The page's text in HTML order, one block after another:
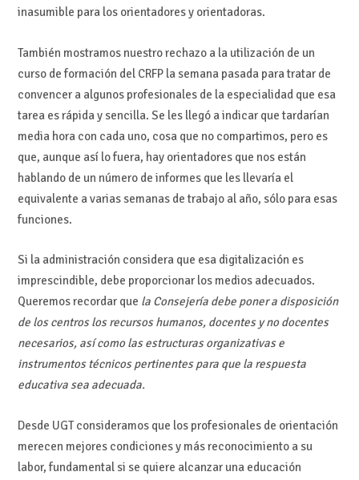
inasumible para los orientadores y orientadoras.
También mostramos nuestro rechazo a la utilización de un
curso de formación del CRFP la semana pasada para tratar de
convencer a algunos profesionales de la especialidad que esa
tarea es rápida y sencilla. Se les llegó a indicar que tardarían
media hora con cada uno, cosa que no compartimos, pero es
que, aunque así lo fuera, hay orientadores que nos están
hablando de un número de informes que les llevaría el
equivalente a varias semanas de trabajo al año, sólo para esas
funciones.
Si la administración considera que esa digitalización es
imprescindible, debe proporcionar los medios adecuados.
Queremos recordar que la Consejería debe poner a disposición
de los centros los recursos humanos, docentes y no docentes
necesarios, así como las estructuras organizativas e
instrumentos técnicos pertinentes para que la respuesta
educativa sea adecuada.
Desde UGT consideramos que los profesionales de orientación
merecen mejores condiciones y más reconocimiento a su
labor, fundamental si se quiere alcanzar una educación